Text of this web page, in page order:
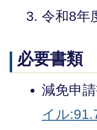
令和8年
必要書類
減免申
イル